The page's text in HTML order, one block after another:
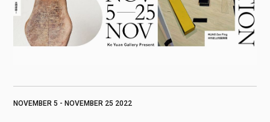
NOVEMBER 5 - NOVEMBER 25 2022